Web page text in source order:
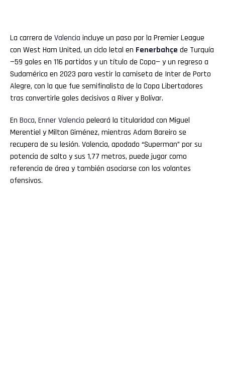
La carrera de Valencia incluye un paso por la Premier League
con West Ham United, un ciclo letal en Fenerbahçe de Turquía
—59 goles en 116 partidos y un título de Copa— y un regreso a
Sudamérica en 2023 para vestir la camiseta de Inter de Porto
Alegre, con la que fue semifinalista de la Copa Libertadores
tras convertirle goles decisivos a River y Bolívar.
En Boca, EnnerValencia peleará la titularidad con Miguel
Merentiel y Milton Giménez, mientras Adam Bareiro se
recupera de su lesión. Valencia, apodado “Superman” por su
potencia de salto y sus 1,77 metros, puede jugar como
referencia de área y también asociarse con los volantes
ofensivos.